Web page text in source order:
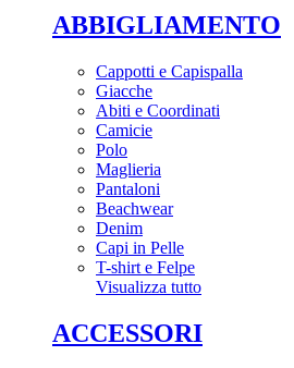
ABBIGLIAMENTO
Cappotti e Capispalla
Giacche
Abiti e Coordinati
Camicie
Polo
Maglieria
Pantaloni
Beachwear
Denim
Capi in Pelle
T-shirt e Felpe
Visualizza tutto
ACCESSORI